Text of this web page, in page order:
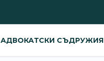
АДВОКАТСКИ СЪДРУЖИЯ